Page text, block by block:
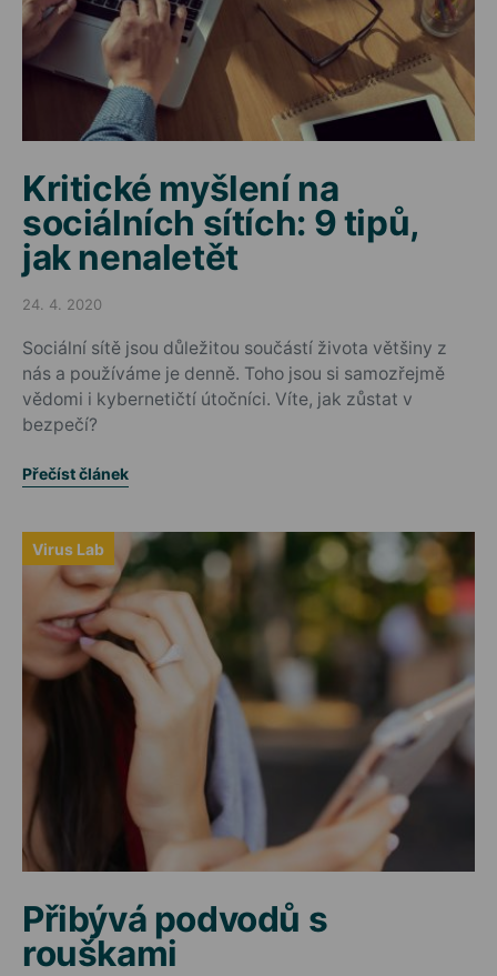
Kritické myšlení na
sociálních sítích: 9 tipů,
jak nenaletět
Posted on
24. 4. 2020
Sociální sítě jsou důležitou součástí života většiny z
nás a používáme je denně. Toho jsou si samozřejmě
vědomi i kybernetičtí útočníci. Víte, jak zůstat v
bezpečí?
Přečíst článek
Virus Lab
Přibývá podvodů s
rouškami